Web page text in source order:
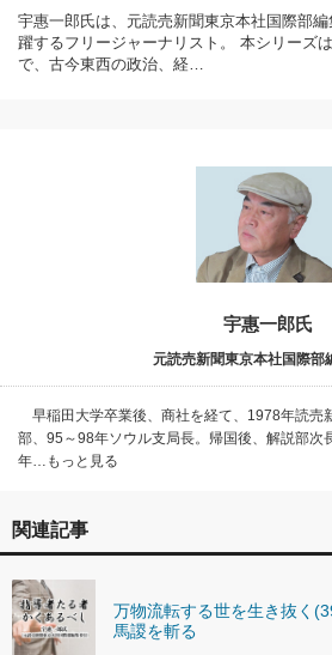
宇惠一郎氏は、元読売新聞東京本社国際部
躍するフリージャーナリスト。 本シリーズ
で、古今東西の政治、経…
宇惠一郎氏
元読売新聞東京本社国際部
早稲田大学卒業後、商社を経て、1978年読売
部、95～98年ソウル支局長。帰国後、解説部次
年…もっと見る
関連記事
万物流転する世を生き抜く
馬謖を斬る